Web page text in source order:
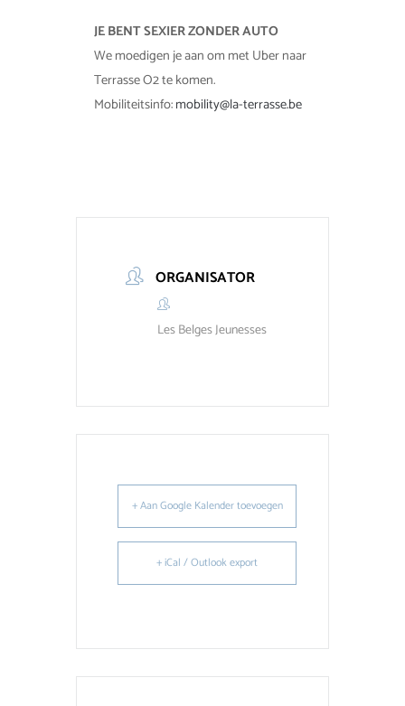
JE BENT SEXIER ZONDER AUTO
We moedigen je aan om met Uber naar
Terrasse O2 te komen.
Mobiliteitsinfo:mobility@la-terrasse.be
ORGANISATOR
Les Belges Jeunesses
+ Aan Google Kalender toevoegen
+ iCal / Outlook export